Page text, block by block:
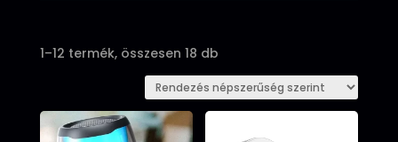
1–12 termék, összesen 18 dbSorted
by
popularity